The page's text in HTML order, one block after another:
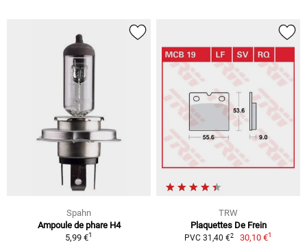
Spahn
Ampoule de phare H4
5,99 €1
TRW
Plaquettes De Frein
PVC 31,40 €2 30,10 €1